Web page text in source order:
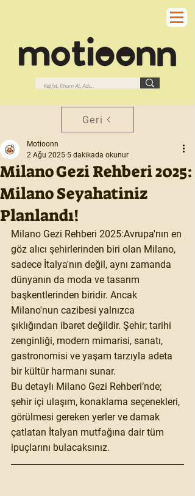
Geri
Milano Gezi Rehberi 2025:
Milano Seyahatiniz
Planlandı!
Motioonn
2 Ağu 2025 5 dakikada okunur
Milano Gezi Rehberi 2025:Avrupa'nın en
göz alıcı şehirlerinden biri olan Milano,
sadece İtalya'nın değil, aynı zamanda
dünyanın da moda ve tasarım
başkentlerinden biridir. Ancak
Milano'nun cazibesi yalnızca
şıklığından ibaret değildir. Şehir; tarihi
zenginliği, modern mimarisi, sanatı,
gastronomisi ve yaşam tarzıyla adeta
bir kültür harmanı sunar.
Bu detaylı Milano Gezi Rehberi’nde;
şehir içi ulaşım, konaklama seçenekleri,
görülmesi gereken yerler ve damak
çatlatan İtalyan mutfağına dair tüm
ipuçlarını bulacaksınız.